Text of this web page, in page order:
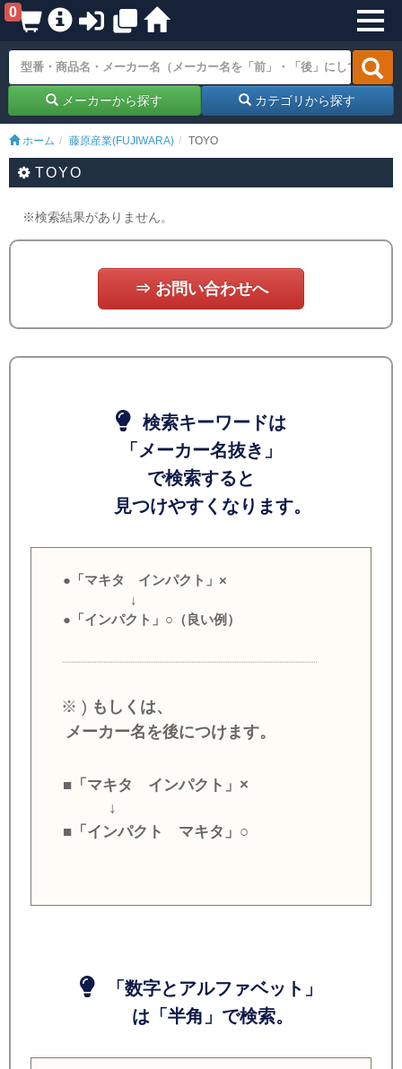
0
メーカーから探す カテゴリから探す
ホーム 藤原産業(FUJIWARA) TOYO
TOYO
※検索結果がありません。
⇒ お問い合わせへ
検索キーワードは
「メーカー名抜き」
で検索すると
見つけやすくなります。
●「マキタ インパクト」×
↓
●「インパクト」○（良い例）
※ ) もしくは、
メーカー名を後につけます。
■「マキタ インパクト」×
↓
■「インパクト マキタ」○
「数字とアルファベット」
は「半角」で検索。